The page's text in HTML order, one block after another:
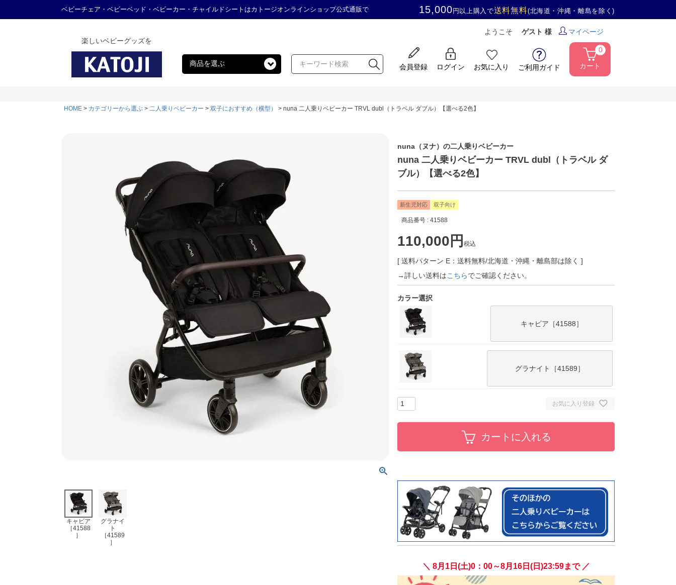
ベビーチェア・ベビーベッド・ベビーカー・チャイルドシートはカトージオンラインショップ公式通販で 15,000 円以上購入で送料無料(北海道・沖縄・離島を除く)
楽しいベビーグッズを
商品を選ぶ
ようこそ ゲスト 様 マイページ
会員登録 ログイン お気に入り ご利用ガイド カート
0
HOME カテゴリーから選ぶ 二人乗りベビーカー 双子におすすめ（横型） nuna 二人乗りベビーカー TRVL dubl（トラベル ダブル）【選べる2色】
キャビア
［41588
］
グラナイ
ト
［41589
］
nuna（ヌナ）の二人乗りベビーカー
nuna 二人乗りベビーカー TRVL dubl（トラベル ダ
ブル）【選べる2色】
新生児対応 双子向け
商品番号 41588
110,000 税込
送料パターン E：送料無料/北海道・沖縄・離島部は除く
→詳しい送料はこちらでご確認ください。
カラー選択
キャビア［41588］
グラナイト［41589］
お気に入り登録
カートに入れる
＼ 8月1日(土)0：00～8月16日(日)23:59まで ／